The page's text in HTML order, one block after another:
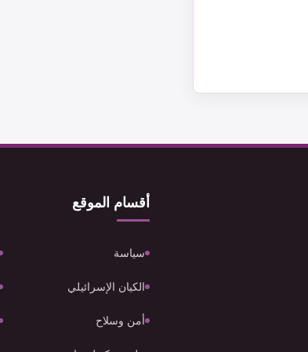
أقسام الموقع
سياسة
الكيان الإسرائيلي
أمن وسلاح